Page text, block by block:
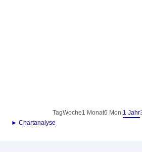
TagWoche1 Monat6 Mon.1 Jahr
► Chartanalyse